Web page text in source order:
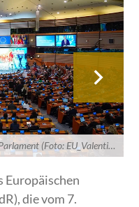
Sitzungssaal des AdR im Europäischen Parlament (Foto: EU_Valentin Astier)
Europäischen
die vom 7.